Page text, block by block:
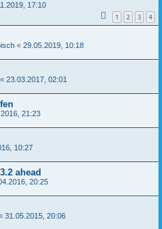
17:10
1 2 3 4
« 29.05.2019, 10:18
« 23.03.2017, 02:01
21:23
10:27
ahead
20:25
31.05.2015, 20:06